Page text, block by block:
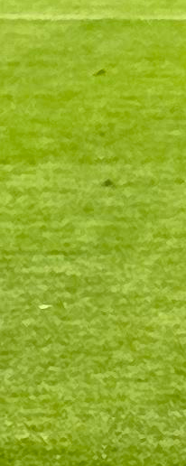
Premijer liga BiH
RESPEKT: Minuta
1 godina 3 mjesec
Premijer liga BiH
Igman se uključio u
zone!
1 godina 3 mjesec